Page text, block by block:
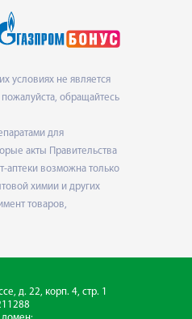
условиях не является
обращайтесь
для
акты Правительства
аптеки возможна только
химии и других
товаров,
д. 22, корп. 4, стр. 1